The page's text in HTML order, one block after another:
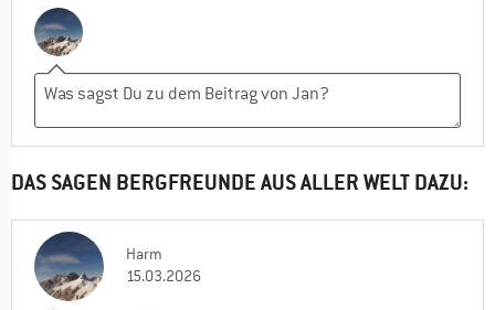
DAS SAGEN BERGFREUNDE AUS ALLER WELT DAZU:
Harm
15.03.2026